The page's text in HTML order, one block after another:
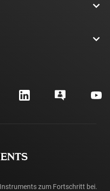
zum Fortschritt bei.